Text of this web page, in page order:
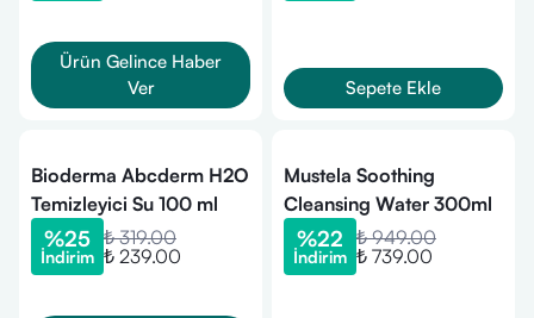
Ürün Gelince Haber
Ver
Sepete Ekle
Bioderma Abcderm H2O
Temizleyici Su 100 ml
%25
İndirim
₺ 319.00
₺ 239.00
Mustela Soothing
Cleansing Water 300ml
%22
İndirim
₺ 949.00
₺ 739.00